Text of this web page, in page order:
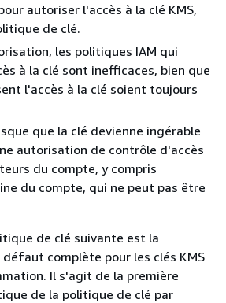
autoriser l'accès à la clé KMS,
de clé.
les politiques IAM qui
à la clé sont inefficaces, bien que
l'accès à la clé soient toujours
que la clé devienne ingérable
autorisation de contrôle d'accès
du compte, y compris
du compte, qui ne peut pas être
de clé suivante est la
complète pour les clés KMS
Il s'agit de la première
de la politique de clé par